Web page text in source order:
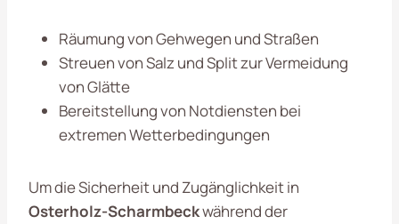
Räumung von Gehwegen und Straßen
Streuen von Salz und Split zur Vermeidung
von Glätte
Bereitstellung von Notdiensten bei
extremen Wetterbedingungen
Um die Sicherheit und Zugänglichkeit in
Osterholz-Scharmbeckwährend der